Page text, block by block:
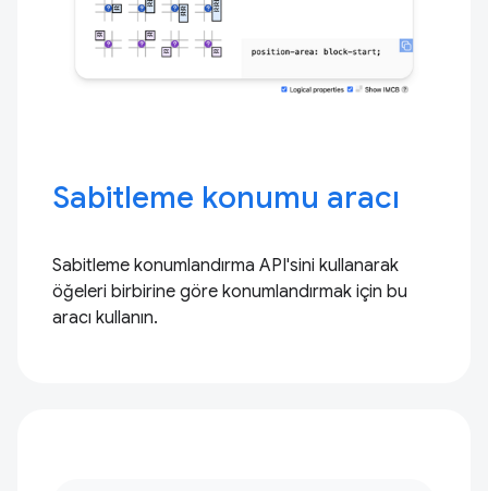
Sabitleme konumu aracı
Sabitleme konumlandırma API'sini kullanarak
öğeleri birbirine göre konumlandırmak için bu
aracı kullanın.